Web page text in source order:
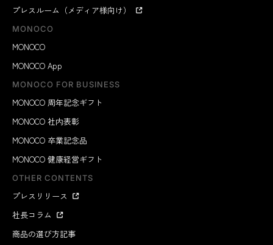
プレスルーム（メディア様向け）
MONOCO
MONOCO
MONOCO App
MONOCO FOR BUSINESS
MONOCO 周年記念ギフト
MONOCO 社内表彰
MONOCO 卒業記念品
MONOCO 健康経営ギフト
OTHER CONTENTS
プレスリリース
社長コラム
商品の選び方記事